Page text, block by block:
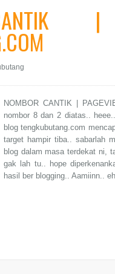
|
NOMBOR CANTIK |
nombor 8 dan 2 diatas..
blog tengkubutang.com
target hampir tiba.. sabarlah
blog dalam masa terdekat ni,
gak lah tu.. hope
hasil ber blogging.. Aamiinn..